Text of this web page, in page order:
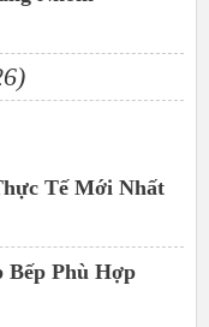
Tế Mới Nhất
Bếp Phù Hợp